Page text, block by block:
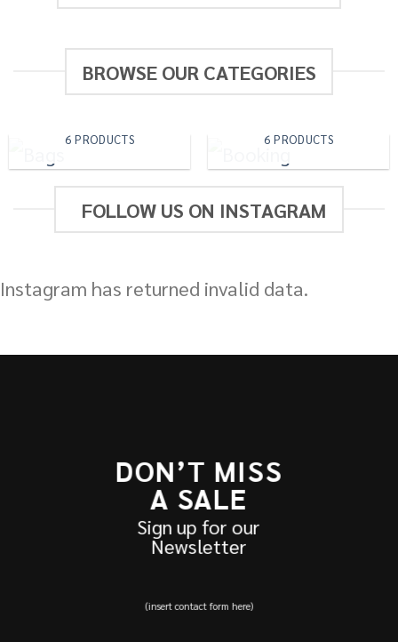
BROWSE OUR CATEGORIES
6 PRODUCTS 6 PRODUCTS
FOLLOW US ON INSTAGRAM
Instagram has returned invalid data.
DON’T MISS
A SALE
Sign up for our
Newsletter
(insert contact form here)